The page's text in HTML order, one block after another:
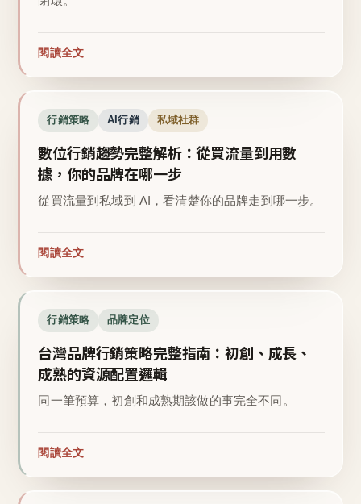
閱讀全文
行銷策略 AI行銷 私域社群
數位行銷趨勢完整解析：從買流量到用數
據，你的品牌在哪一步
從買流量到私域到 AI，看清楚你的品牌走到哪一步。
閱讀全文
行銷策略 品牌定位
台灣品牌行銷策略完整指南：初創、成長、
成熟的資源配置邏輯
同一筆預算，初創和成熟期該做的事完全不同。
閱讀全文